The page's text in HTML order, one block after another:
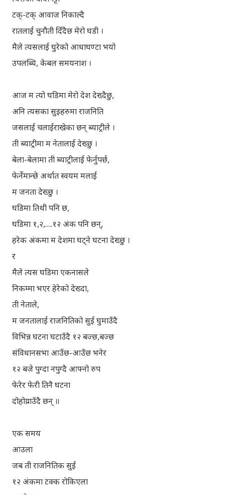
टक्-टक् आवाज निकाल्दै
रातलाई चुनौती दिँदैछ मेरो घडी ।
मैले त्यसलाई घुरेको आधाघण्टा भयो
उपलब्धि, केबल समयनाश ।
आज म त्यो घडिमा मेरो देश देख्दैछु,
अनि त्यसका सुइहरुमा राजनिति
जसलाई चलाईराखेका छन् ब्याट्रीले ।
ती ब्याट्रीमा म नेतालाई देख्छु ।
बेला-बेलामा ती ब्याट्रीलाई फेर्नुपर्छ,
फेर्नेमान्छे अर्थात स्वयम मलाई
म जनता देख्छु ।
घडिमा तिथी पनि छ,
घडिमा १,२,….१२ अंक पनि छन्,
हरेक अंकमा म देशमा घट्ने घटना देख्छु ।
र
मैले त्यस घडिमा एकनासले
निकम्मा भएर हेरेको देख्दा,
ती नेताले,
म जनतालाई राजनितिको सुई घुमाउँदै
विभिन्न घटना घटाउँदै १२ बज्छ,बज्छ
संविधानसभा आउँछ-आउँछ भनेर
१२ बजे पुग्दा नपुग्दै आफ्नो रुप
फेरेर फेरी तिनै घटना
दोहोय्राउँदै छन् ॥
एक समय
आउला
जब ती राजनितिक सुई
१२ अंकमा टक्क रोकिएला